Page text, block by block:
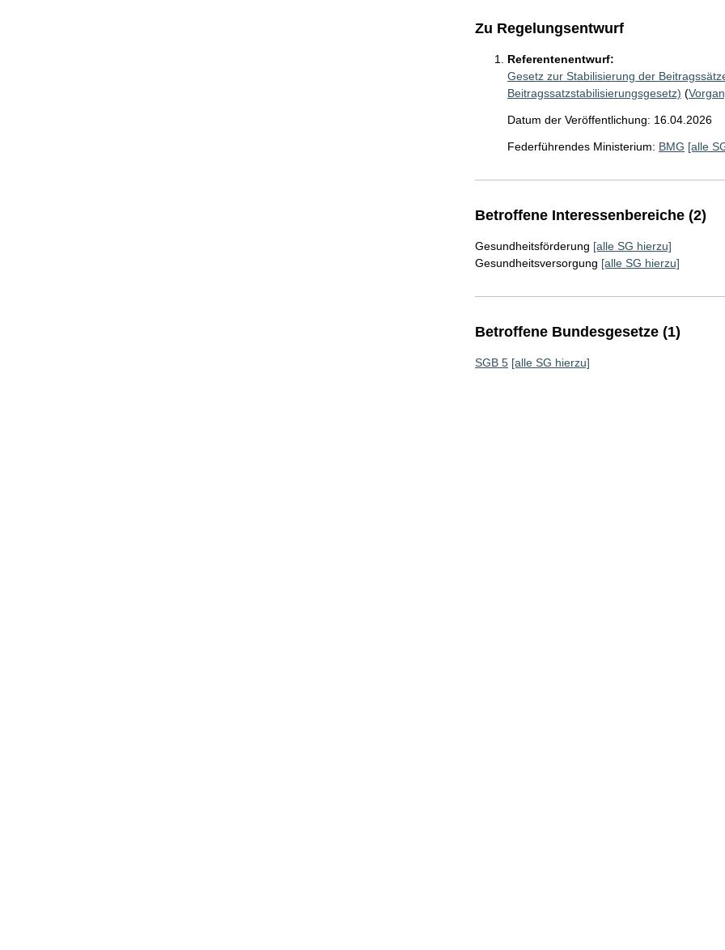
Zu Regelungsentwurf
Referentenentwurf:
Gesetz zur Stabilisierung der
Beitragssatzstabilisierungsgesetz) (
Datum der Veröffentlichung: 16.04.2026
Federführendes Ministerium: BMG [alle
Betroffene Interessenbereiche (2)
Gesundheitsförderung [alle SG hierzu]
Gesundheitsversorgung [alle SG hierzu]
Betroffene Bundesgesetze (1)
SGB 5 [alle SG hierzu]